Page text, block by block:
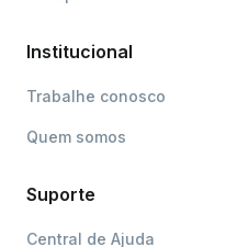
Institucional
Trabalhe conosco
Quem somos
Suporte
Central de Ajuda